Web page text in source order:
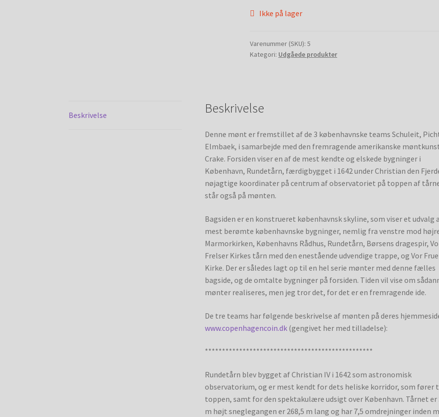
Ikke på lager
Varenummer (SKU):5
Kategori: Udgåede produkter
Beskrivelse Beskrivelse
Denne mønt er fremstillet af de 3 københavnske teams Schuleit,
Elmbaek, i samarbejde med den fremragende amerikanske
Crake. Forsiden viser en af de mest kendte og elskede bygninger i
København, Rundetårn, færdigbygget i 1642 under Christian den
nøjagtige koordinater på centrum af observatoriet på toppen af
står også på mønten.
Bagsiden er en konstrueret københavnsk skyline, som viser et udvalg
mest berømte københavnske bygninger, nemlig fra venstre mod
Marmorkirken, Københavns Rådhus, Rundetårn, Børsens dragespir,
Frelser Kirkes tårn med den enestående udvendige trappe, og Vor Frue
Kirke. Der er således lagt op til en hel serie mønter med denne fælles
bagside, og de omtalte bygninger på forsiden. Tiden vil vise om
mønter realiseres, men jeg tror det, for det er en fremragende ide.
De tre teams har følgende beskrivelse af mønten på deres
www.copenhagencoin.dk(gengivet her med tilladelse):
*************************************************
Rundetårn blev bygget af Christian IV i 1642 som astronomisk
observatorium, og er mest kendt for dets heliske korridor, som fører
toppen, samt for den spektakulære udsigt over København. Tårnet er
m højt sneglegangen er 268,5 m lang og har 7,5 omdrejninger inden